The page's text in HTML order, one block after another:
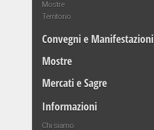
Mostre
Territorio
Convegni e Manifestazioni
Mostre
Mercati e Sagre
Informazioni
Chi siamo